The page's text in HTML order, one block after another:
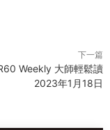
下一篇
Weekly 大師輕鬆讀
2023年1月18日